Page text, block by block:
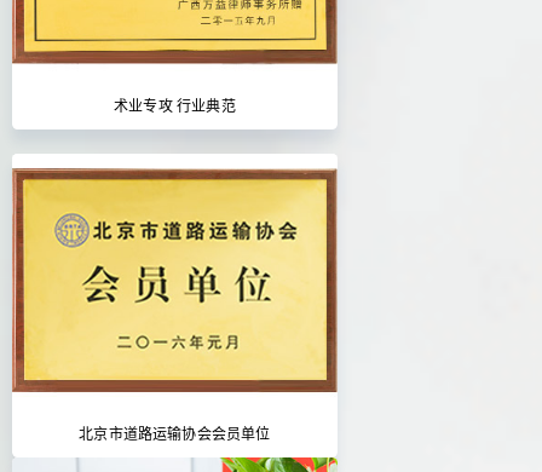
术业专攻 行业典范
北京市道路运输协会会员单位